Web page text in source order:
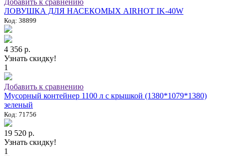
Добавить к сравнению
ЛОВУШКА ДЛЯ НАСЕКОМЫХ AIRHOT IK-40W
Код: 38899
4 356 р.
Узнать скидку!
1
Добавить к сравнению
Мусорный контейнер 1100 л с крышкой (1380*1079*1380)
зеленый
Код: 71756
19 520 р.
Узнать скидку!
1